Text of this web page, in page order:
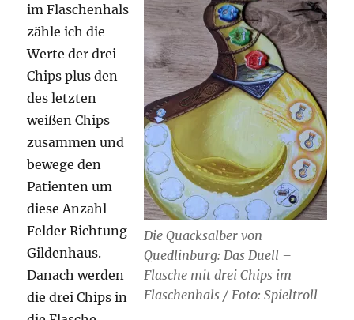
Die Quacksalber von
Quedlinburg: Das Duell –
Flasche mit drei Chips im
Flaschenhals / Foto: Spieltroll
im Flaschenhals
zähle ich die
Werte der drei
Chips plus den
des letzten
weißen Chips
zusammen und
bewege den
Patienten um
diese Anzahl
Felder Richtung
Gildenhaus.
Danach werden
die drei Chips in